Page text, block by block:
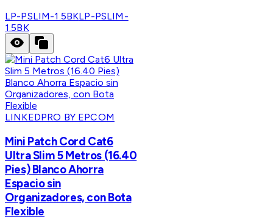
LP-PSLIM-1.5BKLP-PSLIM-
1.5BK
LINKEDPRO BY EPCOM
Mini Patch Cord Cat6
Ultra Slim 5 Metros (16.40
Pies) Blanco Ahorra
Espacio sin
Organizadores, con Bota
Flexible